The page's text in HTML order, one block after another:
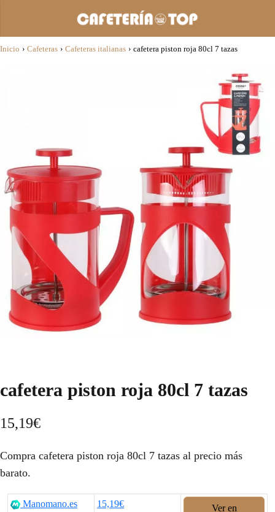
Inicio › Cafeteras › Cafeteras italianas › cafetera piston roja 80cl 7 tazas
cafetera piston roja 80cl 7 tazas
15,19€
Compra cafetera piston roja 80cl 7 tazas al precio más
barato.
Manomano.es 15,19€
Ver en